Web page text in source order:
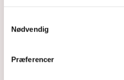
Nødvendig
Præferencer
råvarer af høj kvalitet –
gælder vores egne